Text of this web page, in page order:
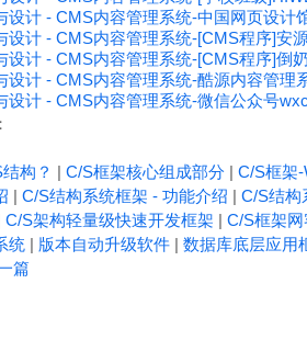
设计 - CMS内容管理系统-中国网页设计
设计 - CMS内容管理系统-[CMS程序]安
设计 - CMS内容管理系统-[CMS程序]倒
设计 - CMS内容管理系统-酷源内容管理
设计 - CMS内容管理系统-微信公众号
构？ | C/S框架核心组成部分 | C/S框架
| C/S结构系统框架 - 功能介绍 | C/S结构
C/S架构轻量级快速开发框架 | C/S框架
统 | 版本自动升级软件 | 数据库底层应用
篇